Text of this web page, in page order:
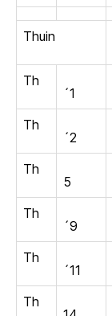
Thuin
Th
´1
Th
´2
Th
5
Th
´9
Th
´11
Th